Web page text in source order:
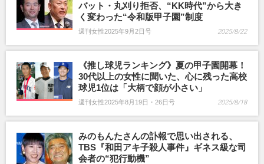
バット・丸刈り拒否、“KK時代”から大き
く変わった“令和版甲子園”制度
週刊女性2025年9月2日号 2025/8/22
《推し球児ランキング》夏の甲子園開幕！
30代以上の女性に聞いた、心に残った高校
球児1位は「大柄で顔が小さい」
週刊女性2025年8月19日・26日号 2025/8/18
みのもんたさんの訃報で思い出される、
TBS『和田アキ子殺人事件』ギネス級な司
会者の“犯行動機”